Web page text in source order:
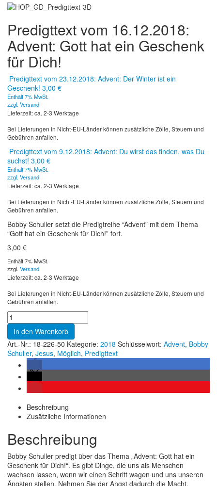
Predigttext vom 16.12.2018:
Advent: Gott hat ein Geschenk
für Dich!
Predigttext vom 23.12.2018: Advent: Der Winter ist ein
Geschenk! 3,00 €
Enthält 7% MwSt.
zzgl. Versand
Lieferzeit: ca. 2-3 Werktage
Bei Lieferungen in Nicht-EU-Länder können zusätzliche Zölle, Steuern und
Gebühren anfallen.
Predigttext vom 9.12.2018: Advent: Du wirst das finden, was Du
suchst! 3,00 €
Enthält 7% MwSt.
zzgl. Versand
Lieferzeit: ca. 2-3 Werktage
Bei Lieferungen in Nicht-EU-Länder können zusätzliche Zölle, Steuern und
Gebühren anfallen.
Bobby Schuller setzt die Predigtreihe “Advent” mit dem Thema
“Gott hat ein Geschenk für Dich!” fort.
3,00 €
Enthält 7% MwSt.
zzgl. Versand
Lieferzeit: ca. 2-3 Werktage
Bei Lieferungen in Nicht-EU-Länder können zusätzliche Zölle, Steuern und
Gebühren anfallen.
In den Warenkorb
Art.-Nr.: 18-226-50 Kategorie: 2018 Schlüsselwort: Advent, Bobby
Schuller, Jesus, Möglich, Predigttext
Beschreibung
Zusätzliche Informationen
Beschreibung
Bobby Schuller predigt über das Thema „Advent: Gott hat ein
Geschenk für Dich!“. Es gibt Dinge, die uns als Menschen
wachsen lassen, wenn wir einen Schritt wagen und uns unseren
Ängsten stellen. Nehmen Sie der Angst dadurch die Macht.